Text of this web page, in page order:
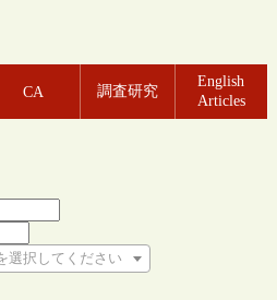
CA 調査研究
English
Articles
選択してください
ださい